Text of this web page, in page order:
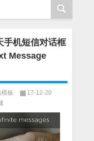
手机短信对话框
Message
板
17-12-20